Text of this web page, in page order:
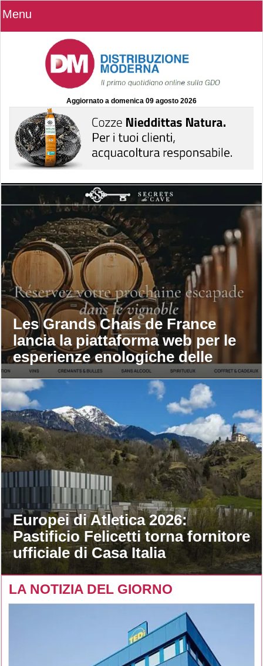
Menu
Aggiornato a domenica 09 agosto 2026
Les Grands Chais de France
lancia la piattaforma web per le
esperienze enologiche delle
maison
Europei di Atletica 2026:
Pastificio Felicetti torna fornitore
ufficiale di Casa Italia
LA NOTIZIA DEL GIORNO